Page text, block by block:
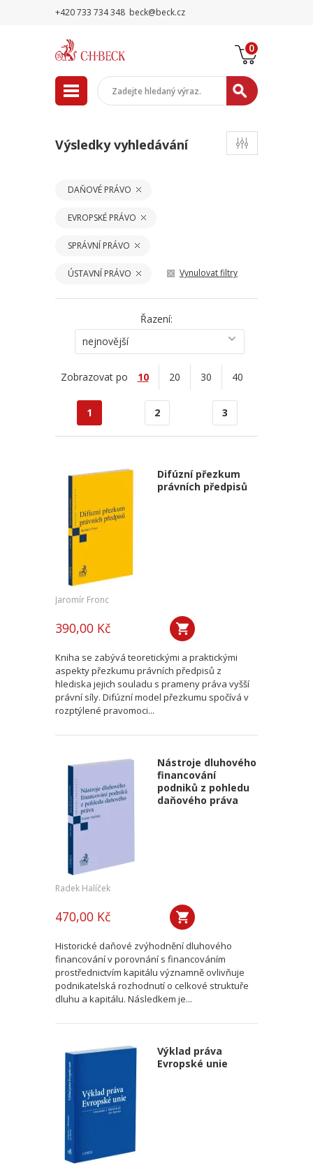
+420 733 734 348 beck@beck.cz
0
Výsledky vyhledávání
DAŇOVÉ PRÁVO
EVROPSKÉ PRÁVO
SPRÁVNÍ PRÁVO
ÚSTAVNÍ PRÁVO Vynulovat filtry
Řazení:
nejnovější
Zobrazovat po 10 20 30 40
1 2 3
Difúzní přezkum
právních předpisů
Jaromír Fronc
390,00 Kč
Kniha se zabývá teoretickými a praktickými
aspekty přezkumu právních předpisů z
hlediska jejich souladu s prameny práva vyšší
právní síly. Difúzní model přezkumu spočívá v
rozptýlené pravomoci...
Nástroje dluhového
financování
podniků z pohledu
daňového práva
Radek Halíček
470,00 Kč
Historické daňové zvýhodnění dluhového
financování v porovnání s financováním
prostřednictvím kapitálu významně ovlivňuje
podnikatelská rozhodnutí o celkové struktuře
dluhu a kapitálu. Následkem je...
Výklad práva
Evropské unie